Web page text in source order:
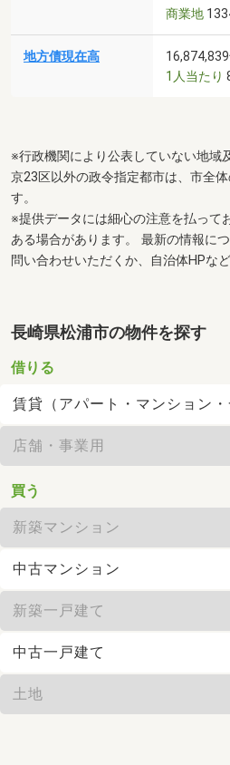
商業地
地方債現在高
1人当たり
※行政機関により公表していない地域
京23区以外の政令指定都市は、市全
す。
※提供データには細心の注意を払って
ある場合があります。 最新の情報に
問い合わせいただくか、自治体HPな
長崎県松浦市の物件を探す
借りる
賃貸（アパート・マンション・
店舗・事業用
買う
新築マンション
中古マンション
新築一戸建て
中古一戸建て
土地